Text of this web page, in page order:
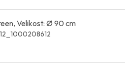
Velikost: Ø 90 cm